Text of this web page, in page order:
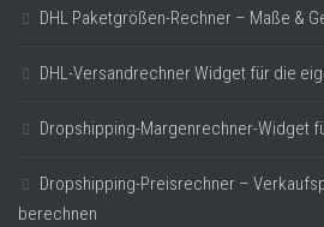
DHL Paketgrößen-Rechner – Maße &
DHL-Versandrechner Widget für die
Dropshipping-Margenrechner-Widget
Dropshipping-Preisrechner –
berechnen